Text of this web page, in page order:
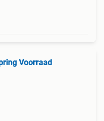
Voorraad